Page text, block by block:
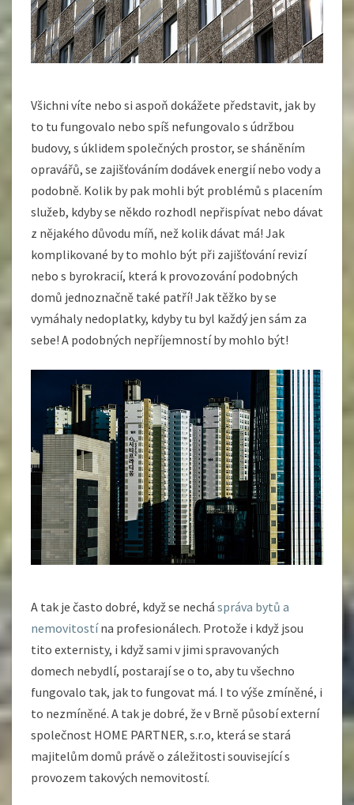
Všichni víte nebo si aspoň dokážete představit, jak by
to tu fungovalo nebo spíš nefungovalo s údržbou
budovy, s úklidem společných prostor, se sháněním
opravářů, se zajišťováním dodávek energií nebo vody a
podobně. Kolik by pak mohli být problémů s placením
služeb, kdyby se někdo rozhodl nepřispívat nebo dávat
z nějakého důvodu míň, než kolik dávat má! Jak
komplikované by to mohlo být při zajišťování revizí
nebo s byrokracií, která k provozování podobných
domů jednoznačně také patří! Jak těžko by se
vymáhaly nedoplatky, kdyby tu byl každý jen sám za
sebe! A podobných nepříjemností by mohlo být!
A tak je často dobré, když se nechá správa bytů a
nemovitostína profesionálech. Protože i když jsou
tito externisty, i když sami v jimi spravovaných
domech nebydlí, postarají se o to, aby tu všechno
fungovalo tak, jak to fungovat má. I to výše zmíněné, i
to nezmíněné. A tak je dobré, že v Brně působí externí
společnost HOME PARTNER, s.r.o, která se stará
majitelům domů právě o záležitosti související s
provozem takových nemovitostí.